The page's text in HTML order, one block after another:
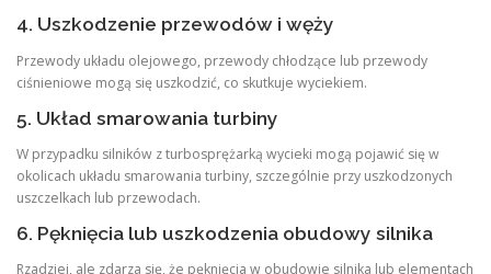
4. Uszkodzenie przewodów i węży
Przewody układu olejowego, przewody chłodzące lub przewody
ciśnieniowe mogą się uszkodzić, co skutkuje wyciekiem.
5. Układ smarowania turbiny
W przypadku silników z turbosprężarką wycieki mogą pojawić się w
okolicach układu smarowania turbiny, szczególnie przy uszkodzonych
uszczelkach lub przewodach.
6. Pęknięcia lub uszkodzenia obudowy silnika
Rzadziej, ale zdarza się, że pęknięcia w obudowie silnika lub elementach